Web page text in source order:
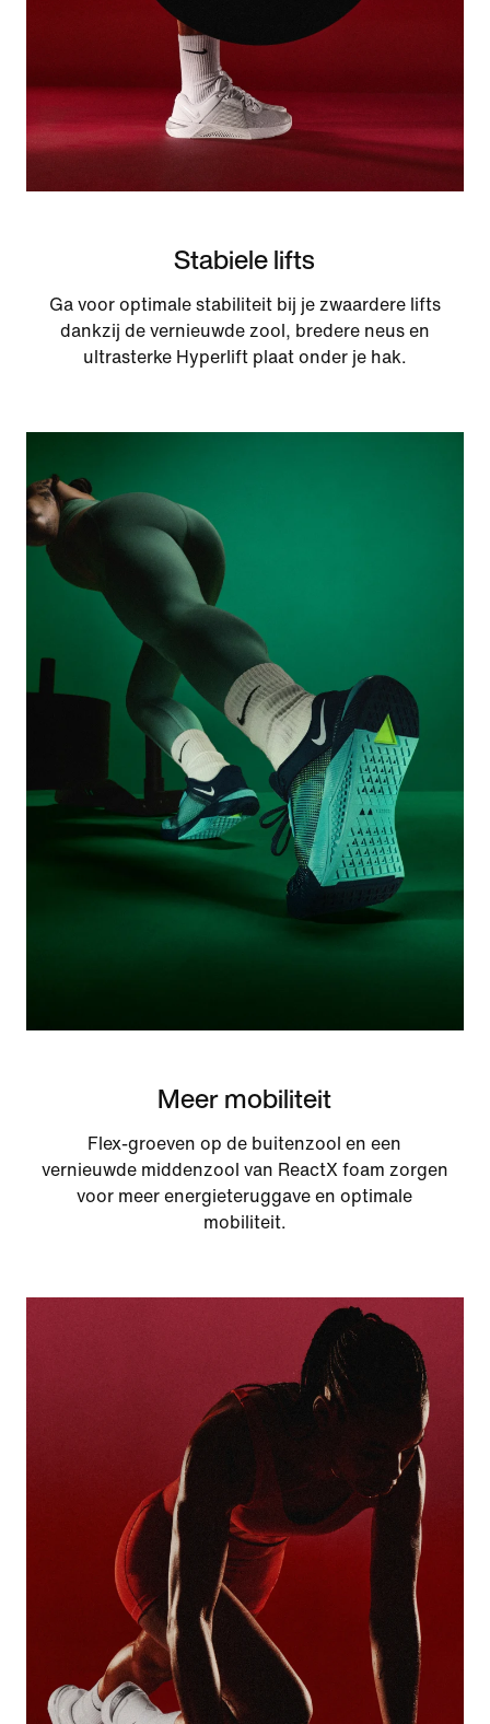
Stabiele lifts
Ga voor optimale stabiliteit bij je zwaardere lifts
dankzij de vernieuwde zool, bredere neus en
ultrasterke Hyperlift plaat onder je hak.
Meer mobiliteit
Flex-groeven op de buitenzool en een
vernieuwde middenzool van ReactX foam zorgen
voor meer energieteruggave en optimale
mobiliteit.